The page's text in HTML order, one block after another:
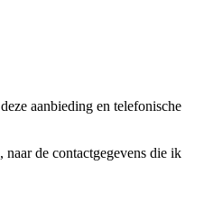
aanbieding en telefonische
de contactgegevens die ik